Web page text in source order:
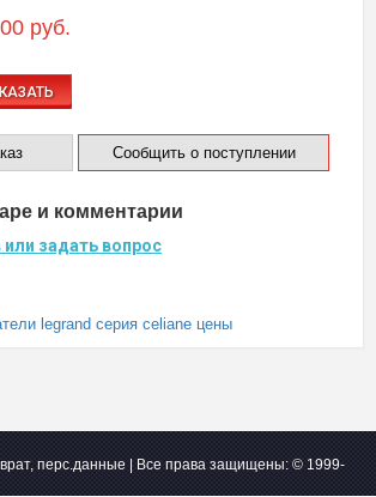
руб.
Сообщить о поступлении
и комментарии
задать вопрос
legrand серия celiane цены
перс.данные | Все права защищены: © 1999-